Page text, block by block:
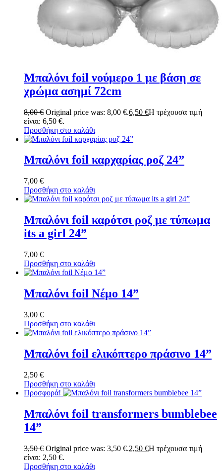
Μπαλόνι foil νούμερο 1 με βάση σε
χρώμα ασημί 72cm
8,00€ Original price was: 8,00 €.6,50 €Η τρέχουσα τιμή
είναι: 6,50 €.
Προσθήκη στο καλάθι
Μπαλόνι foil καρχαρίας ροζ 24”
7,00 €
Προσθήκη στο καλάθι
Μπαλόνι foil καρότσι ροζ με τύπωμα
its a girl 24”
7,00 €
Προσθήκη στο καλάθι
Μπαλόνι foil Νέμο 14”
3,00 €
Προσθήκη στο καλάθι
Μπαλόνι foil ελικόπτερο πράσινο 14”
2,50 €
Προσθήκη στο καλάθι
Προσφορά!
Μπαλόνι foil transformers bumblebee
14”
3,50€ Original price was: 3,50 €.2,50 €Η τρέχουσα τιμή
είναι: 2,50 €.
Προσθήκη στο καλάθι